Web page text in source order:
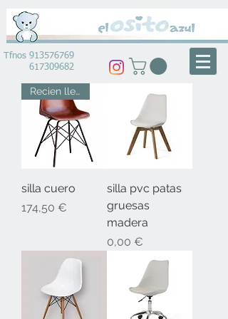
Tfnos 913576769
617309682
Recien llegado
silla cuero
Precio
174,50 €
silla pvc patas
gruesas
madera
Precio
0,00 €